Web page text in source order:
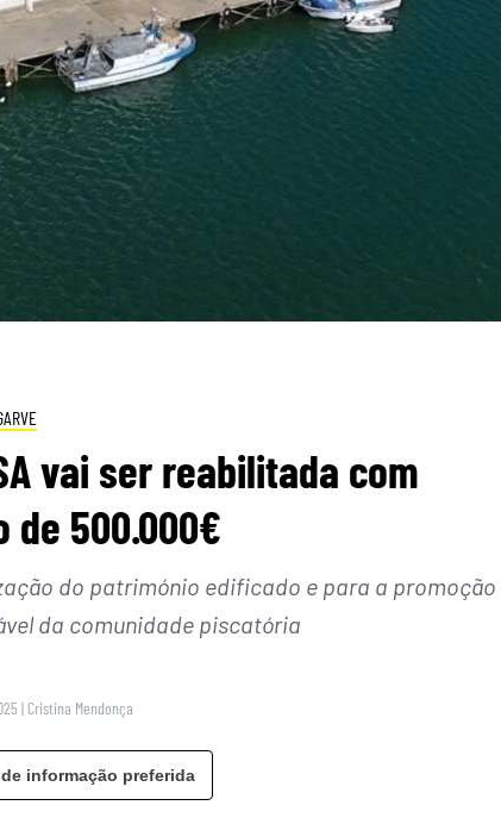
vai ser reabilitada com
500.000€
do património edificado e para a promoção
da comunidade piscatória
| Cristina Mendonça
informação preferida